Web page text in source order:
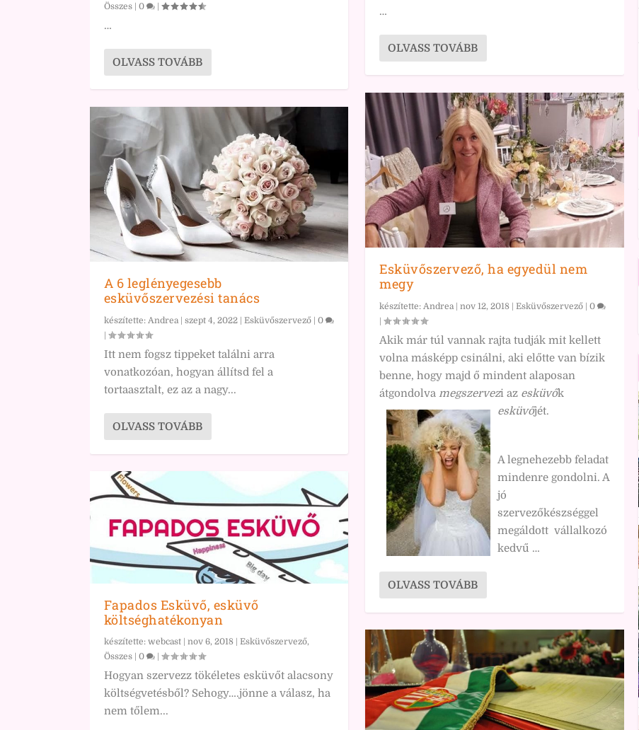
Összes| 0 |
…
OLVASS TOVÁBB
A 6 leglényegesebb
esküvőszervezési tanács
készítette: Andrea| szept 4, 2022| Esküvőszervező| 0
Itt nem fogsz tippeket találni arra
vonatkozóan, hogyan állítsd fel a
tortaasztalt, ez az a nagy...
OLVASS TOVÁBB
Fapados Esküvő, esküvő
költséghatékonyan
készítette: webcast| nov 6, 2018| Esküvőszervező,
Összes| 0 |
Hogyan szervezz tökéletes esküvőt alacsony
költségvetésből? Sehogy….jönne a válasz, ha
nem tőlem...
…
OLVASS TOVÁBB
Esküvőszervező, ha egyedül nem
megy
készítette:Andrea |nov 12, 2018 |Esküvőszervező |0
|
Akik már túl vannak rajta tudják mit kellett
volna másképp csinálni, aki előtte van bízik
benne, hogy majd ő mindent alaposan
átgondolvamegszervezi az esküvők
esküvőjét.
A legnehezebb feladat
mindenre gondolni. A
jó
szervezőkészséggel
megáldott vállalkozó
kedvű …
OLVASS TOVÁBB